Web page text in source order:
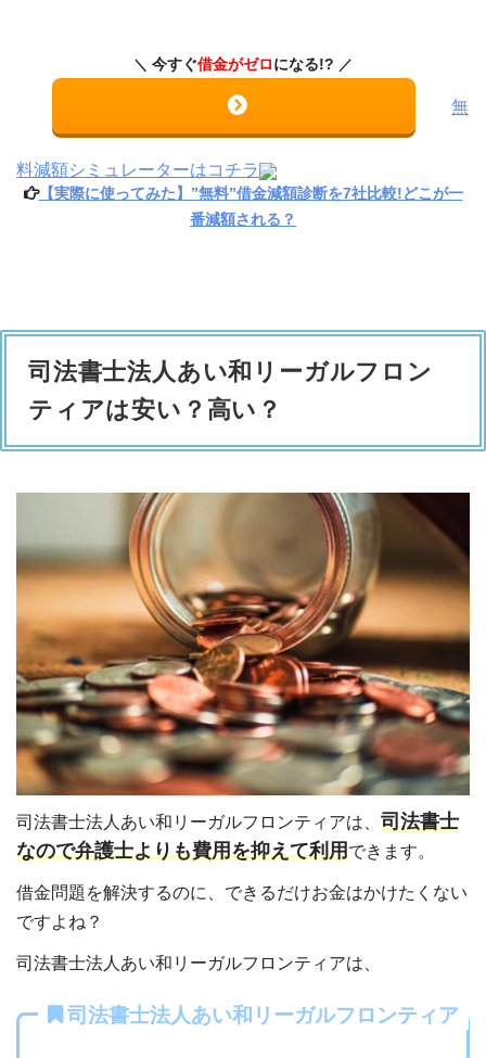
今すぐ借金がゼロになる!?
無
料減額シミュレーターはコチラ
【実際に使ってみた】”無料”借金減額診断を7社比較!どこが一
番減額される？
司法書士法人あい和リーガルフロン
ティアは安い？高い？
司法書士法人あい和リーガルフロンティアは、 司法書士
なので弁護士よりも費用を抑えて利用できます。
借金問題を解決するのに、できるだけお金はかけたくない
ですよね？
司法書士法人あい和リーガルフロンティアは、
司法書士法人あい和リーガルフロンティア